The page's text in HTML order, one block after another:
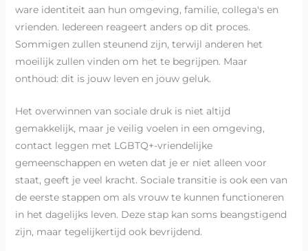
ware identiteit aan hun omgeving, familie, collega's en
vrienden. Iedereen reageert anders op dit proces.
Sommigen zullen steunend zijn, terwijl anderen het
moeilijk zullen vinden om het te begrijpen. Maar
onthoud: dit is jouw leven en jouw geluk.
Het overwinnen van sociale druk is niet altijd
gemakkelijk, maar je veilig voelen in een omgeving,
contact leggen met LGBTQ+-vriendelijke
gemeenschappen en weten dat je er niet alleen voor
staat, geeft je veel kracht. Sociale transitie is ook een van
de eerste stappen om als vrouw te kunnen functioneren
in het dagelijks leven. Deze stap kan soms beangstigend
zijn, maar tegelijkertijd ook bevrijdend.